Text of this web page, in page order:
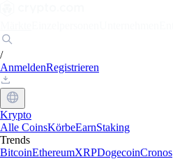
/
AnmeldenRegistrieren
Krypto
Alle CoinsKörbeEarnStaking
Trends
BitcoinEthereumXRPDogecoinCronos